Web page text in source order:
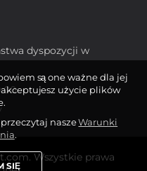
dyspozycji w
Wszystkie prawa
są one ważne dla jej
użycie plików
naszeWarunki
.
SIĘ